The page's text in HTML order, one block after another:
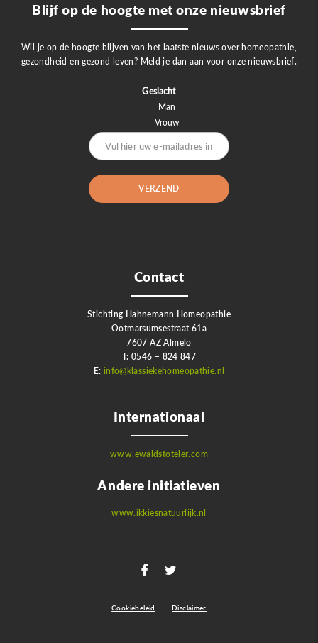
Contact
Stichting Hahnemann Homeopathie
Ootmarsumsestraat 61a
7607 AZ Almelo
T: 0546 – 824 847
E: info@klassiekehomeopathie.nl
Internationaal
www.ewaldstoteler.com
Andere initiatieven
www.ikkiesnatuurlijk.nl
Cookiebeleid Disclaimer
Blijf op de hoogte met onze nieuwsbrief
Wil je op de hoogte blijven van het laatste nieuws over homeopathie,
gezondheid en gezond leven? Meld je dan aan voor onze nieuwsbrief.
Geslacht
Man
Vrouw